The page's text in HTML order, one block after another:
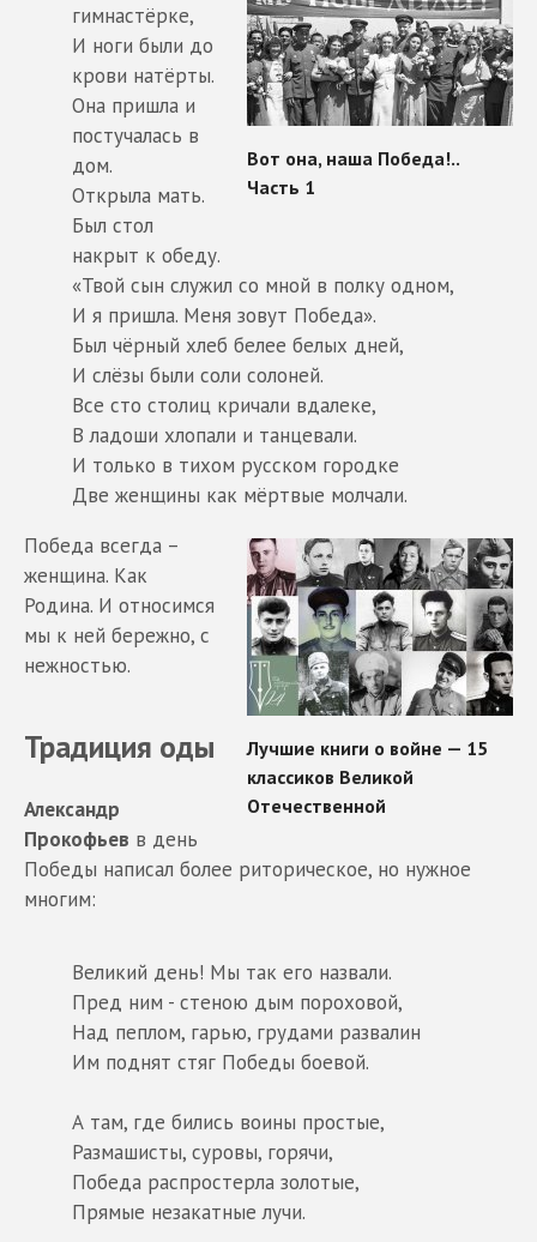
гимнастёрке,
И ноги были до
крови натёрты.
Она пришла и
постучалась в
дом.
Открыла мать.
Был стол
накрыт к обеду.
«Твой сын служил со мной в полку одном,
И я пришла. Меня зовут Победа».
Был чёрный хлеб белее белых дней,
И слёзы были соли солоней.
Все сто столиц кричали вдалеке,
В ладоши хлопали и танцевали.
И только в тихом русском городке
Две женщины как мёртвые молчали.
Победа всегда –
женщина. Как
Родина. И относимся
мы к ней бережно, с
нежностью.
Традиция оды
Александр
Прокофьев в день
Победы написал более риторическое, но нужное
многим:
Великий день! Мы так его назвали.
Пред ним - стеною дым пороховой,
Над пеплом, гарью, грудами развалин
Им поднят стяг Победы боевой.
А там, где бились воины простые,
Размашисты, суровы, горячи,
Победа распростерла золотые,
Прямые незакатные лучи.